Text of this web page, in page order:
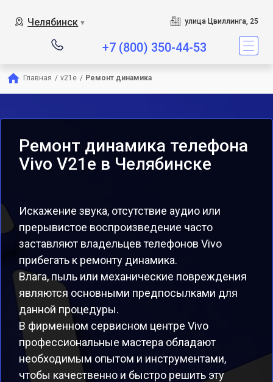
Челябинск ▼ улица Цвиллинга, 25
+7 (800) 350-44-53
Главная / v21e / Ремонт динамика
Ремонт динамика телефона
Vivo V21e в Челябинске
Искажение звука, отсутствие аудио или
прерывистое воспроизведение часто
заставляют владельцев телефонов Vivo
прибегать к ремонту динамика.
Влага, пыль или механические повреждения
являются основными предпосылками для
данной процедуры.
В фирменном сервисном центре Vivo
профессиональные мастера обладают
необходимым опытом и инструментами,
чтобы качественно и быстро решить эту